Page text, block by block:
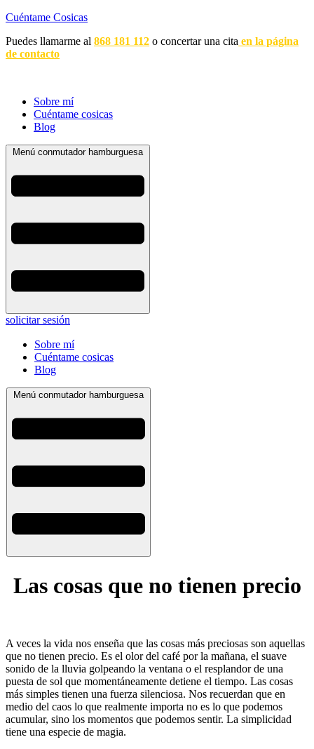
Cuéntame Cosicas
Puedes llamarme al 868 181 112 o concertar una cita en la página
de contacto
Sobre mí
Cuéntame cosicas
Blog
Menú conmutador hamburguesa
solicitar sesión
Sobre mí
Cuéntame cosicas
Blog
Menú conmutador hamburguesa
Las cosas que no tienen precio
A veces la vida nos enseña que las cosas más preciosas son aquellas
que no tienen precio. Es el olor del café por la mañana, el suave
sonido de la lluvia golpeando la ventana o el resplandor de una
puesta de sol que momentáneamente detiene el tiempo. Las cosas
más simples tienen una fuerza silenciosa. Nos recuerdan que en
medio del caos lo que realmente importa no es lo que podemos
acumular, sino los momentos que podemos sentir. La simplicidad
tiene una especie de magia.